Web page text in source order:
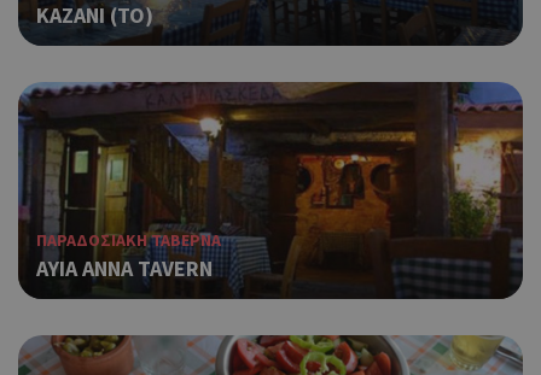
ΚΑΖΑΝΙ (ΤΟ)
ΠΑΡΑΔΟΣΙΑΚΗ ΤΑΒΕΡΝΑ
AYIA ANNA TAVERN